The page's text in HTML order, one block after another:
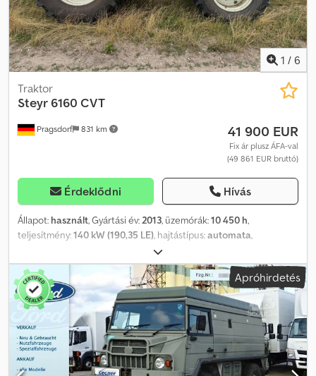
1 / 6
Pragsdorf 831 km
Traktor
Steyr 6160 CVT
41 900 EUR
Fix ár plusz ÁFA-val
(49 861 EUR bruttó)
Érdeklődni Hívás
Állapot: használt, Gyártási év:2013, üzemórák:10 450 h,
teljesítmény:140 kW (190,35 LE), hajtástípus:automata,
, maximális sebesség:
méret:540/65R30, hátsó gumiabroncs méret:650/65R42,
abroncs méret:
650/65R42, Felszereltség:első teljesítmény-
leadó tengely, fülke, kiegészítő fényszórók, légkondicionálás,
sűrített levegős fék, összkerékhajtás , Gumiabroncsok (elöl):
540/65R30, gumiabroncsok (hátul): 650/65R42, üzemi óra: 10450,
első regisztráció: 2013, vezérlőegység – kettős hatású (4x),
hárompontos / hátsó emelőmű-rögzítés, rugózott első híd,
hidraulikus kormányzás, fülke rugózás (mechanikus),
Apróhirdetés